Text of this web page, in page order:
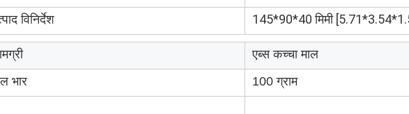
विनिर्देश
145*90*40 मिमी
एब्स कच्चा माल
भार
100 ग्राम